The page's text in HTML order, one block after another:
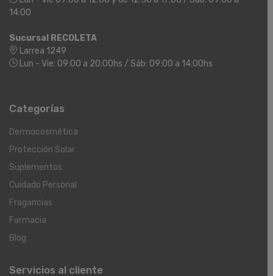
14:00
Sucursal RECOLETA
Larrea 1249
Lun - Vie: 09:00 a 20:00hs / Sáb: 09:00 a 14:00hs
Categorías
Dermocosmética
Protección Solar
Suplementos
Cuidado Personal
Fragancias
Farmacia
Blog
Servicios al cliente